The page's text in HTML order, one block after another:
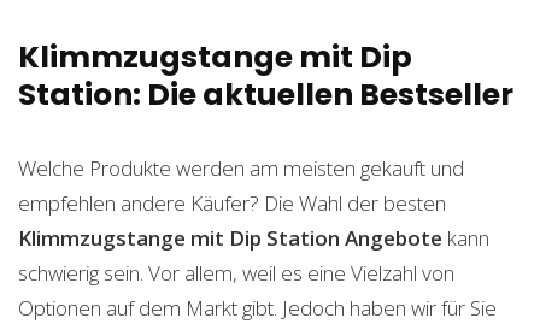
Klimmzugstange mit Dip
Station: Die aktuellen Bestseller
Welche Produkte werden am meisten gekauft und
empfehlen andere Käufer? Die Wahl der besten
Klimmzugstange mit Dip Station Angebote kann
schwierig sein. Vor allem, weil es eine Vielzahl von
Optionen auf dem Markt gibt. Jedoch haben wir für Sie